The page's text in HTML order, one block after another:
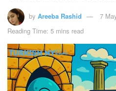
by Areeba Rashid
7
Reading Time: 5 mins read